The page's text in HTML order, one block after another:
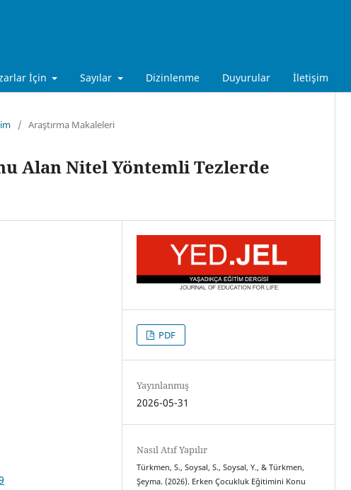
İçin Sayılar Dizinlenme Duyurular İletişim
/ Araştırma Makaleleri
Alan Nitel Yöntemli Tezlerde
PDF
Yayınlanmış
2026-05-31
Nasıl Atıf Yapılır
Türkmen, S., Soysal, S., Soysal, Y., & Türkmen,
Şeyma. (2026). Erken Çocukluk Eğitimini Konu